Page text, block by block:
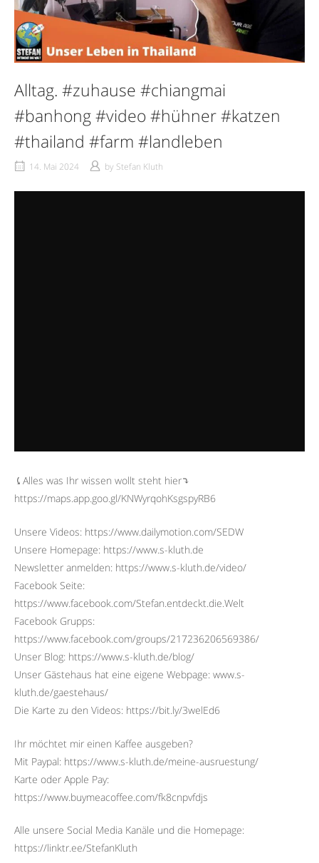
Alltag. #zuhause #chiangmai
#banhong #video #hühner #katzen
#thailand #farm #landleben
14. Mai 2024 by Stefan Kluth
⤹Alles was Ihr wissen wollt steht hier⤵︎
https://maps.app.goo.gl/KNWyrqohKsgspyRB6
Unsere Videos: https://www.dailymotion.com/SEDW
Unsere Homepage: https://www.s-kluth.de
Newsletter anmelden: https://www.s-kluth.de/video/
Facebook Seite:
https://www.facebook.com/Stefan.entdeckt.die.Welt
Facebook Grupps:
https://www.facebook.com/groups/217236206569386/
Unser Blog: https://www.s-kluth.de/blog/
Unser Gästehaus hat eine eigene Webpage: www.s-
kluth.de/gaestehaus/
Die Karte zu den Videos: https://bit.ly/3welEd6
Ihr möchtet mir einen Kaffee ausgeben?
Mit Paypal: https://www.s-kluth.de/meine-ausruestung/
Karte oder Apple Pay:
https://www.buymeacoffee.com/fk8cnpvfdjs
Alle unsere Social Media Kanäle und die Homepage:
https://linktr.ee/StefanKluth